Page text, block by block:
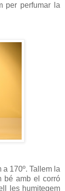
per perfumar la
170º. Tallem la
bé amb el corró
les humitegem